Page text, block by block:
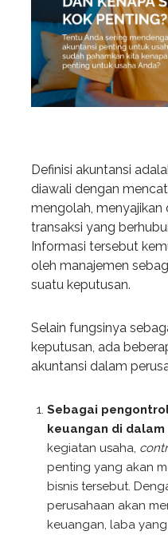
Definisi akuntansi
diawali dengan
mengolah,
transaksi yang
Informasi tersebut
oleh manajemen
suatu keputusan.
Selain fungsinya
keputusan, ada
akuntansi dalam
Sebagai
keuangan di dalam
kegiatan usaha,
penting yang akan
bisnis tersebut.
perusahaan akan
keuangan, laba